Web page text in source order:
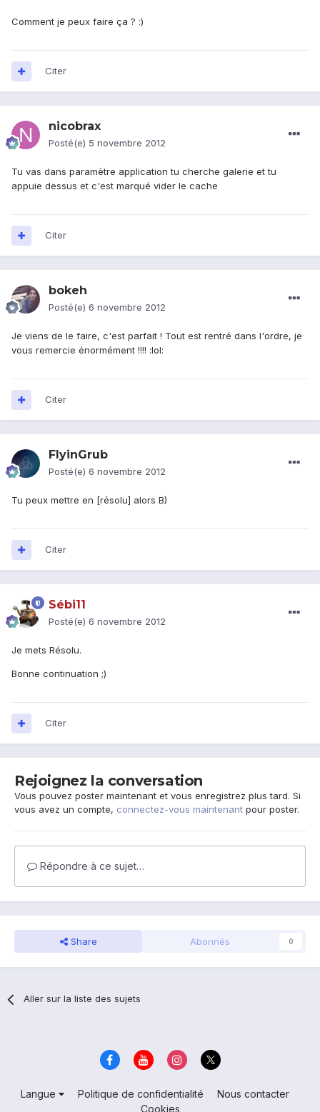
Comment je peux faire ça ? :)
Citer
nicobrax
Posté(e) 5 novembre 2012
Tu vas dans paramètre application tu cherche galerie et tu
appuie dessus et c'est marqué vider le cache
Citer
bokeh
Posté(e) 6 novembre 2012
Je viens de le faire, c'est parfait ! Tout est rentré dans l'ordre, je
vous remercie énormément !!!! :lol:
Citer
FlyinGrub
Posté(e) 6 novembre 2012
Tu peux mettre en [résolu] alors B)
Citer
Sébi11
Posté(e) 6 novembre 2012
Je mets Résolu.
Bonne continuation ;)
Citer
Rejoignez la conversation
Vous pouvez poster maintenant et vous enregistrez plus tard. Si
vous avez un compte, connectez-vous maintenant pour poster.
Répondre à ce sujet…
Share Abonnés 0
Aller sur la liste des sujets
Langue Politique de confidentialité
Nous contacter
Cookies